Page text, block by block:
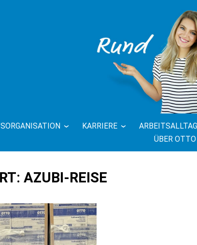
OFFICE
KARRIERE ARBEITSALLTAG
ÜBER
AZUBI-REISE